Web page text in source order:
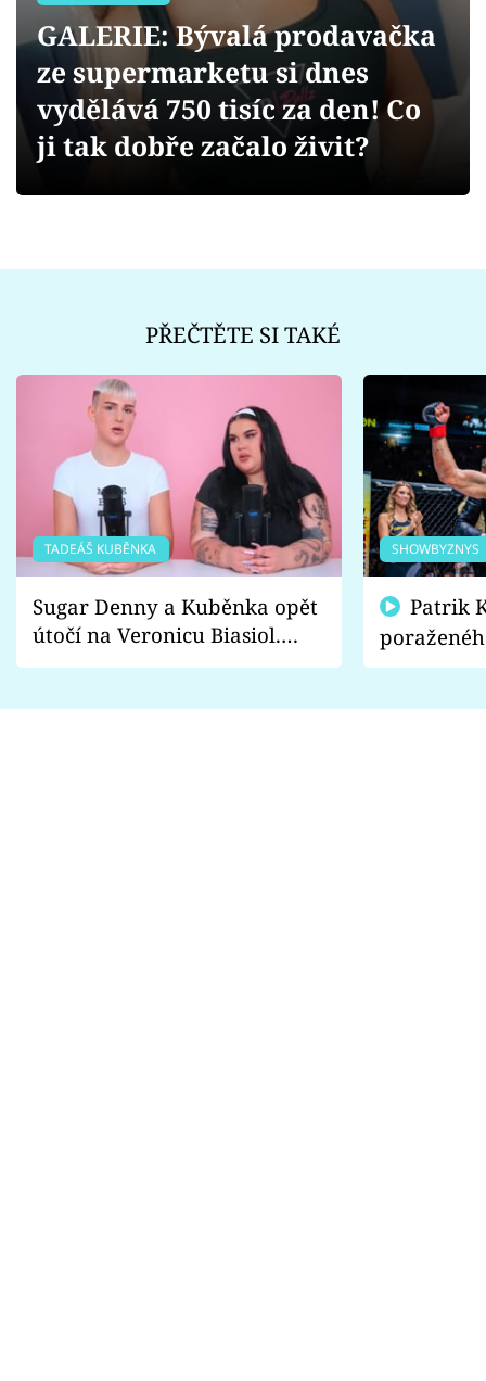
Videa
Sledujte prima+
GALERIE: Bývalá prodavačka
ze supermarketu si dnes
vydělává 750 tisíc za den! Co
ji tak dobře začalo živit?
PŘEČTĚTE SI TAKÉ
TADEÁŠ KUBĚNKA
Sugar Denny a Kuběnka opět
útočí na Veronicu Biasiol.
Proč je podle nich falešná a
SHOWBYZNYS
fanoušci